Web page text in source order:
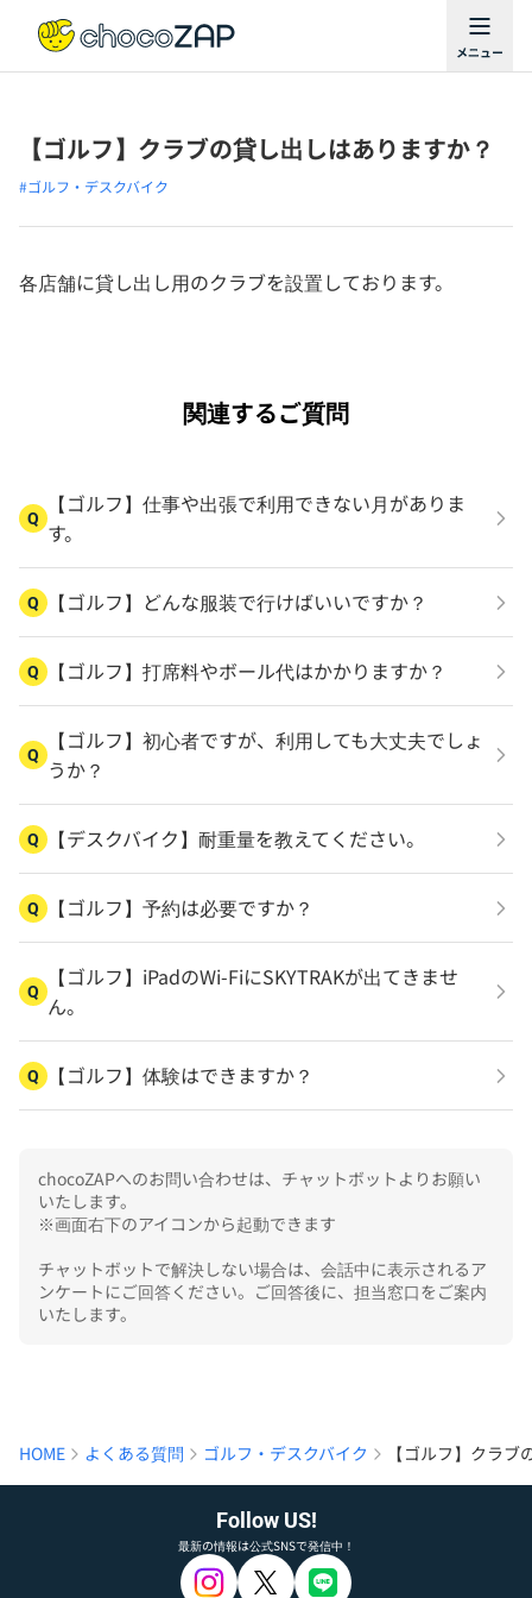
【ゴルフ】クラブの貸し出しはありますか？
#ゴルフ・デスクバイク
各店舗に貸し出し用のクラブを設置しております。
関連するご質問
Q
【ゴルフ】仕事や出張で利用できない月がありま
す。
Q 【ゴルフ】どんな服装で行けばいいですか？
Q 【ゴルフ】打席料やボール代はかかりますか？
Q
【ゴルフ】初心者ですが、利用しても大丈夫でしょ
うか？
Q 【デスクバイク】耐重量を教えてください。
Q 【ゴルフ】予約は必要ですか？
Q
【ゴルフ】iPadのWi-FiにSKYTRAKが出てきませ
ん。
Q 【ゴルフ】体験はできますか？
chocoZAPへのお問い合わせは、チャットボットよりお願い
いたします。
※画面右下のアイコンから起動できます
チャットボットで解決しない場合は、会話中に表示されるア
ンケートにご回答ください。ご回答後に、担当窓口をご案内
いたします。
HOME よくある質問 ゴルフ・デスクバイク 【ゴルフ】クラ
Follow US!
最新の情報は公式SNSで発信中！